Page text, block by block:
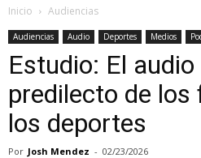
Inicio Audiencias
Audiencias Audio Deportes Medios
Estudio: El
predilecto de
los deportes
Por Josh Mendez - 02/23/2026